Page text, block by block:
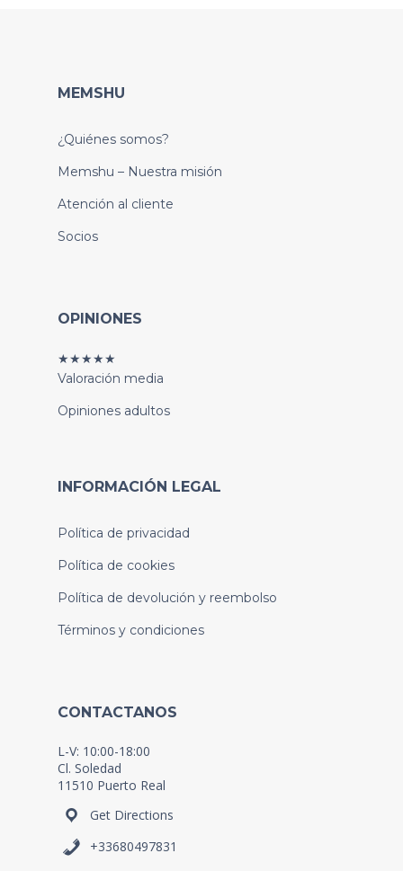
MEMSHU
¿Quiénes somos?
Memshu – Nuestra misión
Atención al cliente
Socios
OPINIONES
★★★★★
Valoración media
Opiniones adultos
INFORMACIÓN LEGAL
Política de privacidad
Política de cookies
Política de devolución y reembolso
Términos y condiciones
CONTACTANOS
L-V: 10:00-18:00
Cl. Soledad
11510 Puerto Real
Get Directions
+33680497831